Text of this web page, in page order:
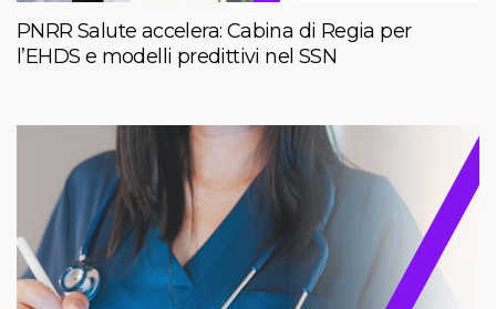
PNRR Salute accelera: Cabina di Regia per
l’EHDS e modelli predittivi nel SSN